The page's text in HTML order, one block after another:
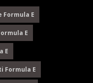
Formula E
E
E
Formula E